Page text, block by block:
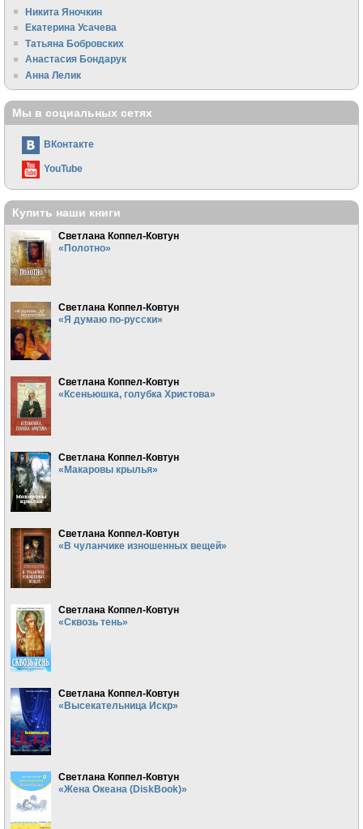
Никита Яночкин
Екатерина Усачева
Татьяна Бобровских
Анастасия Бондарук
Анна Лелик
Мы в социальных сетях
ВКонтакте
YouTube
Купить наши книги
Светлана Коппел-Ковтун
«Полотно»
Светлана Коппел-Ковтун
«Я думаю по-русски»
Светлана Коппел-Ковтун
«Ксеньюшка, голубка Христова»
Светлана Коппел-Ковтун
«Макаровы крылья»
Светлана Коппел-Ковтун
«В чуланчике изношенных вещей»
Светлана Коппел-Ковтун
«Сквозь тень»
Светлана Коппел-Ковтун
«Высекательница Искр»
Светлана Коппел-Ковтун
«Жена Океана (DiskBook)»